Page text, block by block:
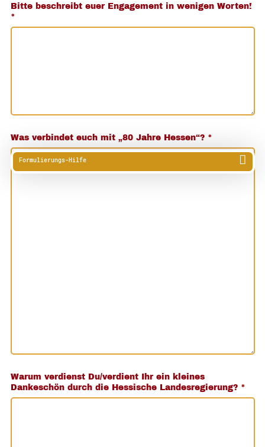
Bitte beschreibt euer Engagement in wenigen Worten!
*
Was verbindet euch mit „80 Jahre Hessen“?*
Formulierungs-Hilfe
Warum verdienst Du/verdient Ihr ein kleines
Dankeschön durch die Hessische Landesregierung?*